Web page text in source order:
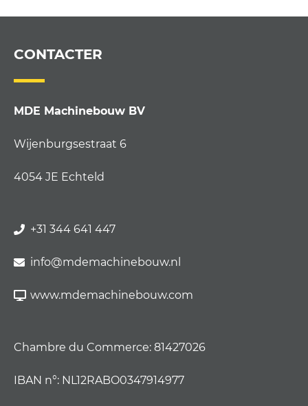
CONTACTER
MDE Machinebouw BV
Wijenburgsestraat 6
4054 JE Echteld
+31 344 641 447
info@mdemachinebouw.nl
www.mdemachinebouw.com
Chambre du Commerce: 81427026
IBAN n°: NL12RABO0347914977